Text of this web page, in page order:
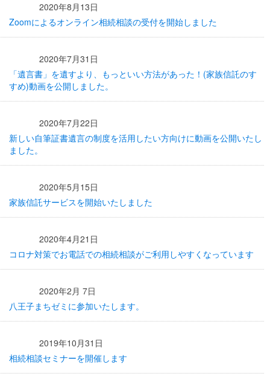
2020年8月13日
Zoomによるオンライン相続相談の受付を開始しました
2020年7月31日
「遺言書」を遺すより、もっといい方法があった！(家族信託のす
すめ)動画を公開しました。
2020年7月22日
新しい自筆証書遺言の制度を活用したい方向けに動画を公開いたし
ました。
2020年5月15日
家族信託サービスを開始いたしました
2020年4月21日
コロナ対策でお電話での相続相談がご利用しやすくなっています
2020年2月 7日
八王子まちゼミに参加いたします。
2019年10月31日
相続相談セミナーを開催します